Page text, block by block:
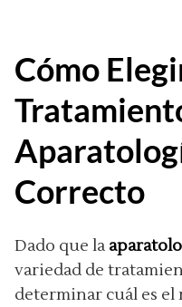
Cómo
Correcto
Dado que la
variedad de
determinar cuál es el